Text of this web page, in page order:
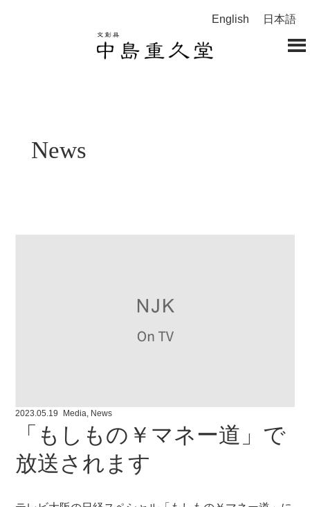
English 日本語
News
2023.05.19 Media, News
「もしもの￥マネー道」で
放送されます